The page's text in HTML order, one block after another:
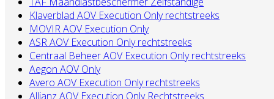
Klaverblad AOV Execution Only rechtstreeks
MOVIR AOV Execution Only
ASR AOV Execution Only rechtstreeks
Centraal Beheer AOV Execution Only rechtstreeks
Aegon AOV Only
Avero AOV Execution Only rechtstreeks
Allianz AOV Execution Only Rechtstreeks